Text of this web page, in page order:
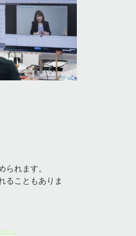
られます。
ることもありま